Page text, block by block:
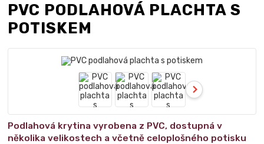
PVC PODLAHOVÁ PLACHTA S
POTISKEM
Podlahová krytina vyrobena z PVC, dostupná v
několika velikostech a včetně celoplošného potisku